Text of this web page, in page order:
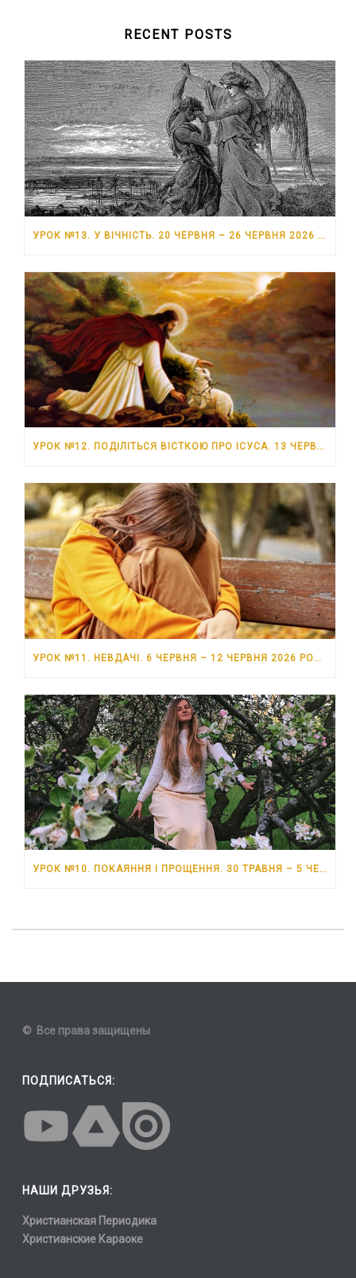
RECENT POSTS
УРОК №13. У ВІЧНІСТЬ. 20 ЧЕРВНЯ – 26 ЧЕРВНЯ 2026 РОКУ
УРОК №12. ПОДІЛІТЬСЯ ВІСТКОЮ ПРО ІСУСА. 13 ЧЕРВНЯ – 19 ЧЕРВНЯ 2026 РОКУ
УРОК №11. НЕВДАЧІ. 6 ЧЕРВНЯ – 12 ЧЕРВНЯ 2026 РОКУ
УРОК №10. ПОКАЯННЯ І ПРОЩЕННЯ. 30 ТРАВНЯ – 5 ЧЕРВНЯ 2026 РОКУ
© Все права защищены
ПОДПИСАТЬСЯ:
НАШИ ДРУЗЬЯ:
Христианская Периодика
Христианские Караоке